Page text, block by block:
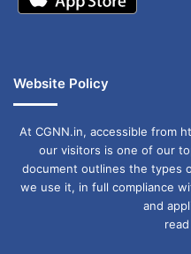
Website Policy
At CGNN.in, accessible from
our visitors is one of our
document outlines the types
we use it, in full compliance
and